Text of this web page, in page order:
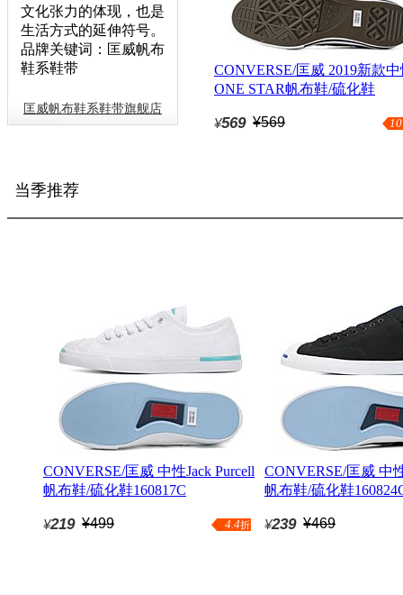
文化张力的体现，也是
生活方式的延伸符号。
品牌关键词：匡威帆布
鞋系鞋带
匡威帆布鞋系鞋带旗舰店
CONVERSE/匡威 2019新款
ONE STAR帆布鞋/硫化鞋
¥569 ¥569
当季推荐
CONVERSE/匡威 中性Jack Purcell
帆布鞋/硫化鞋160817C
¥219 ¥499 4.4折
CONVERSE/匡威 中
帆布鞋/硫化鞋
¥239 ¥469